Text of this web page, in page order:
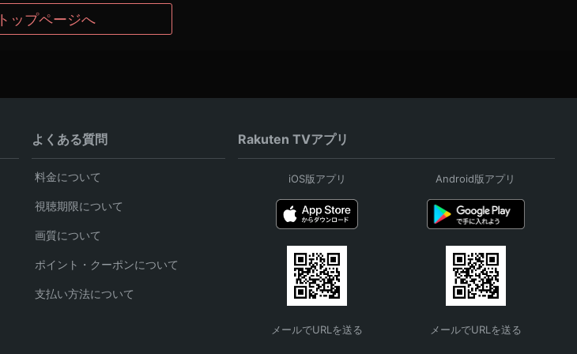
トップページへ
よくある質問
料金について
視聴期限について
画質について
ポイント・クーポンについて
支払い方法について
Rakuten TVアプリ
iOS版アプリ
メールでURLを送る
Android版アプリ
メールでURLを送る